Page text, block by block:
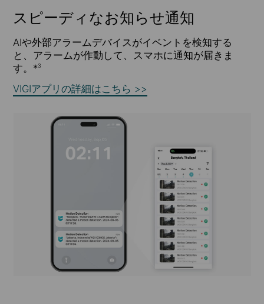
スピーディなお知らせ通知
AIや外部アラームデバイスがイベントを検知する
と、アラームが作動して、スマホに通知が届きま
す。*3
VIGIアプリの詳細はこちら >>